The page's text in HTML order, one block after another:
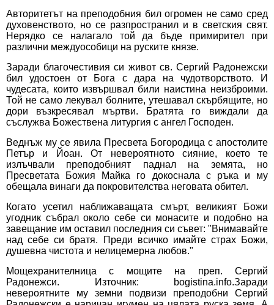
Авторитетът на преподобния бил огромен не само сред
духовенството, но се разпространил и в светския свят.
Нерядко се налагало той да бъде примирител при
различни междуособици на руските князе.
Заради благочестивия си живот св. Сергий Радонежски
бил удостоен от Бога с дара на чудотворството. И
чудесата, които извършвал били наистина неизброими.
Той не само лекувал болните, утешавал скърбящите, но
дори възкресявал мъртви. Братята го виждали да
съслужва Божествена литургия с ангел Господен.
Веднъж му се явила Пресвета Богородица с апостолите
Петър и Йоан. От невероятното сияние, което те
излъчвали преподобният паднал на земята, но
Пресветата Божия Майка го докоснала с ръка и му
обещала винаги да покровителства неговата обител.
Когато усетил наближаващата смърт, великият Божи
угодник събрал около себе си монасите и подобно на
завещание им оставил последния си съвет: "Внимавайте
над себе си братя. Преди всичко имайте страх Божи,
душевна чистота и нелицемерна любов."
Мощехранителница с мощите на преп. Сергий
Радонежси. Източник: bogistina.info.Заради
невероятните му земни подвизи преподобни Сергий